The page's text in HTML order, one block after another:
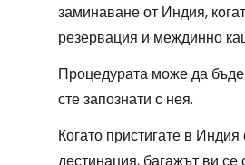
заминаване от Индия,
резервация и междинно
Процедурата може да
сте запознати с нея.
Когато пристигате в
дестинация, багажът ви се